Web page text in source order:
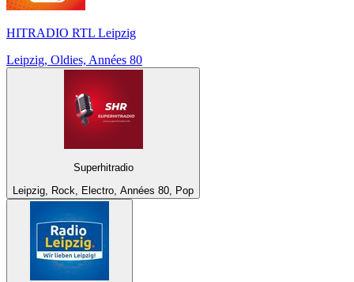
HITRADIO RTL Leipzig
Leipzig, Oldies, Années 80
Superhitradio
Leipzig, Rock, Electro, Années 80, Pop